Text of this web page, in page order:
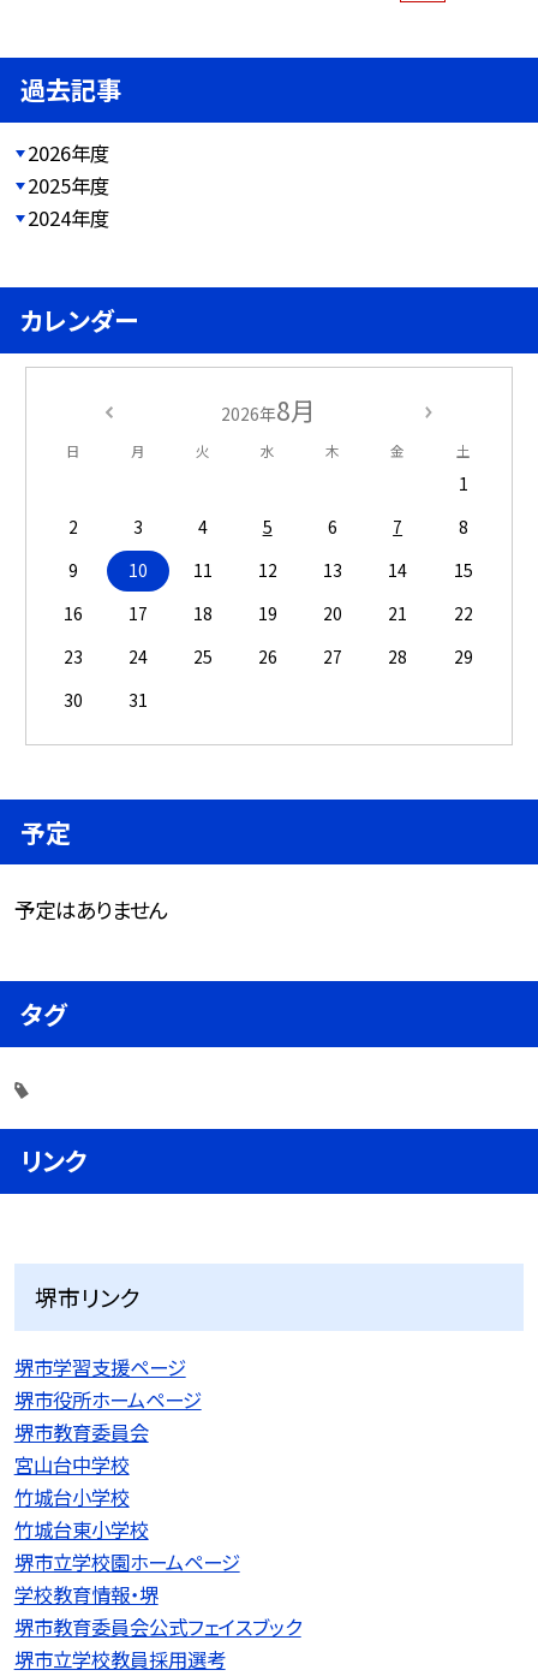
過去記事
2026年度
2025年度
2024年度
カレンダー
2026年8月
日 月 火 水 木 金 土
1
2
3 4 5 6 7
8
9
10 11 12 13 14
15
16
17 18 19 20 21
22
23
24 25 26 27 28
29
30
31
予定
予定はありません
タグ
リンク
堺市リンク
堺市学習支援ページ
堺市役所ホームページ
堺市教育委員会
宮山台中学校
竹城台小学校
竹城台東小学校
堺市立学校園ホームページ
学校教育情報・堺
堺市教育委員会公式フェイスブック
堺市立学校教員採用選考